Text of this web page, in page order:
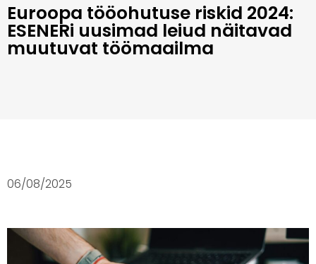
Euroopa tööohutuse riskid 2024:
ESENERi uusimad leiud näitavad
muutuvat töömaailma
06/08/2025